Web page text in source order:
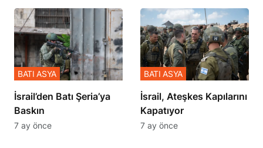
​​​​​​​İsrail’den Batı Şeria’ya
Baskın
BATI ASYA
7 ay önce
İsrail, Ateşkes Kapılarını
Kapatıyor
BATI ASYA
7 ay önce